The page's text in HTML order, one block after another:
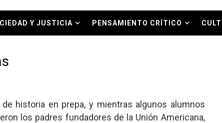
del siglo XXI
Y JUSTICIA PENSAMIENTO CRÍTICO
historia en prepa, y mientras algunos alumnos
los padres fundadores de la Unión Americana,